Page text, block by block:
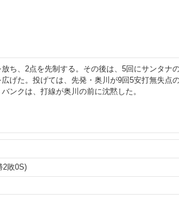
ち、2点を先制する。その後は、5回にサンタナ
げた。投げては、先発・奥川が9回5安打無失点
ンクは、打線が奥川の前に沈黙した。
2敗0S)